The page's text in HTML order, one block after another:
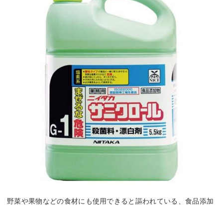
野菜や果物などの食材にも使用できると謳われている、食品添加